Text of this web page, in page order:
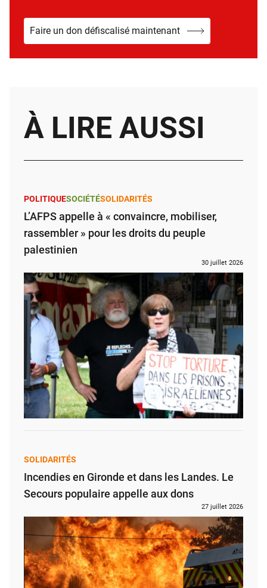
Faire un don défiscalisé maintenant
À LIRE AUSSI
POLITIQUESOCIÉTÉSOLIDARITÉS
L’AFPS appelle à « convaincre, mobiliser,
rassembler » pour les droits du peuple
palestinien
30 juillet 2026
SOLIDARITÉS
Incendies en Gironde et dans les Landes. Le
Secours populaire appelle aux dons
27 juillet 2026